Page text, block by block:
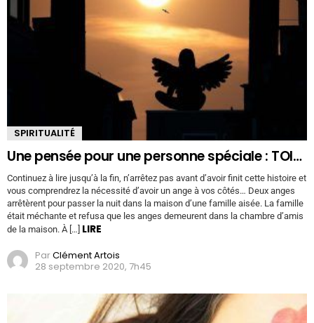
SPIRITUALITÉ
Une pensée pour une personne spéciale : TOI…
Continuez à lire jusqu’à la fin, n’arrêtez pas avant d’avoir finit cette histoire et
vous comprendrez la nécessité d’avoir un ange à vos côtés… Deux anges
arrêtèrent pour passer la nuit dans la maison d’une famille aisée. La famille
était méchante et refusa que les anges demeurent dans la chambre d’amis
de la maison. À […] LIRE
ParClément Artois
28 septembre 2020, 7h45